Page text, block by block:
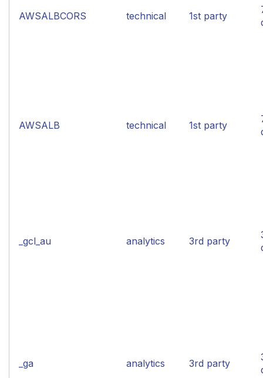
AWSALBCORS technical 1st party
AWSALB technical 1st party
_gcl_au analytics 3rd party
_ga analytics 3rd party